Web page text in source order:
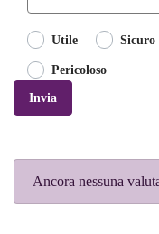
Utile Sicuro
Pericoloso
Invia
Ancora nessuna